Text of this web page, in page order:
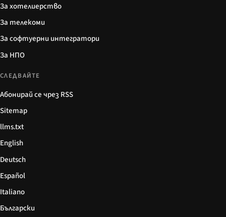
За хотелиерство
За телекоми
За софтуерни интегратори
За НПО
СЛЕДВАЙТЕ
Абонирай се чрез RSS
Sitemap
llms.txt
English
Deutsch
Español
Italiano
Български